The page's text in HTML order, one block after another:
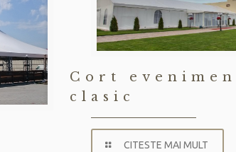
Cort
clasic
CITESTE MAI MULT